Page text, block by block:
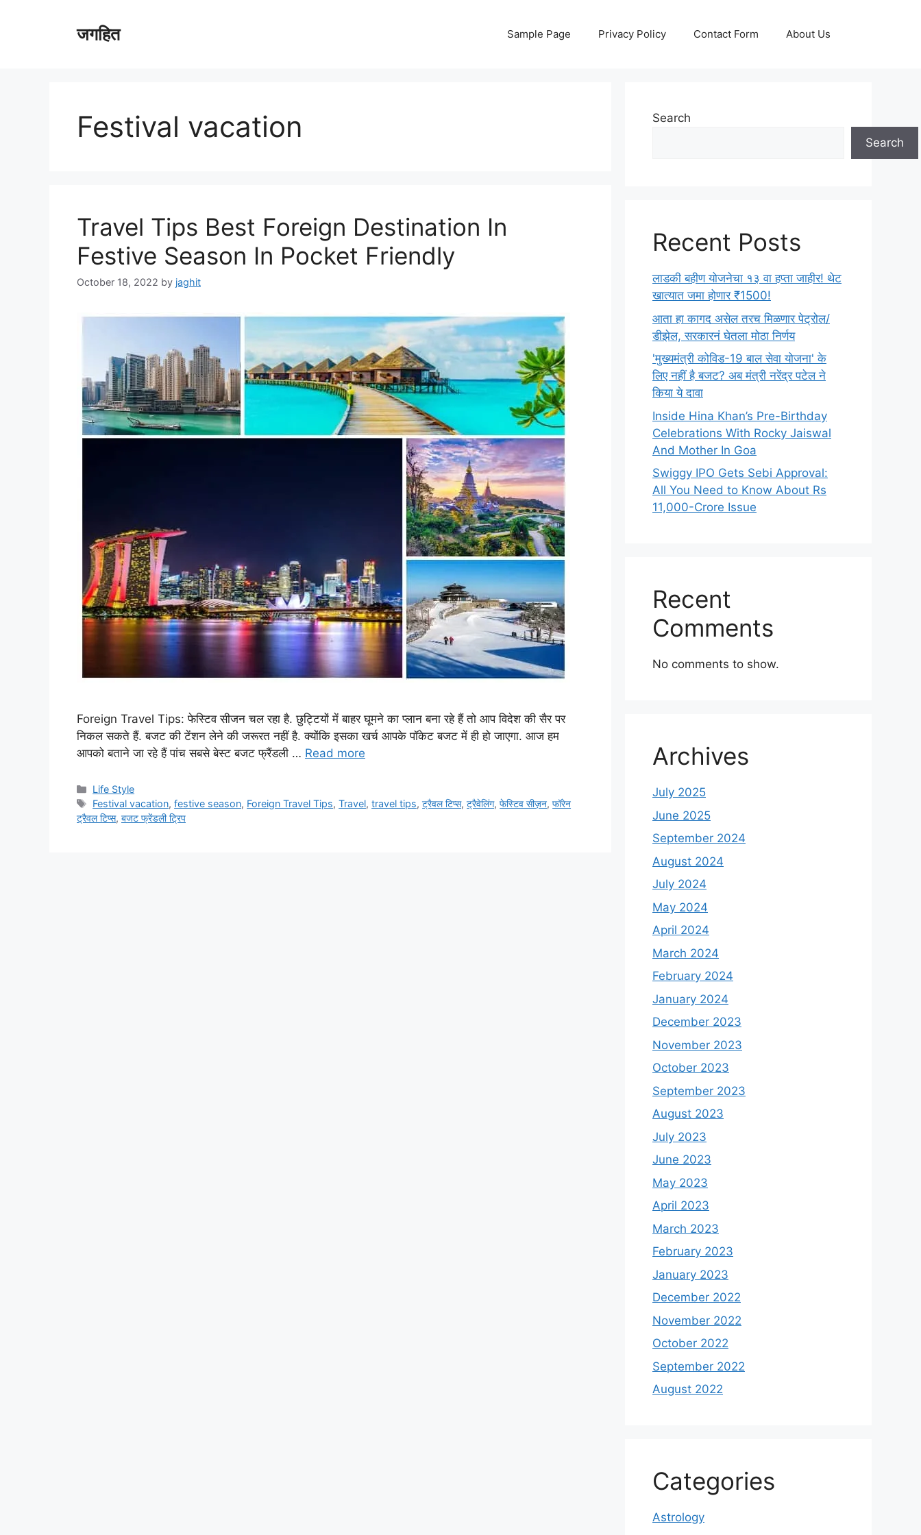
जगहित Sample Page Privacy Policy Contact Form About Us
Festival vacation
Travel Tips Best Foreign Destination In
Festive Season In Pocket Friendly
October 18, 2022 by jaghit
Foreign Travel Tips: फेस्टिव सीजन चल रहा है. छुट्टियों में बाहर घूमने का प्लान बना रहे हैं तो आप विदेश की सैर पर
निकल सकते हैं. बजट की टेंशन लेने की जरूरत नहीं है. क्योंकि इसका खर्च आपके पॉकेट बजट में ही हो जाएगा. आज हम
आपको बताने जा रहे हैं पांच सबसे बेस्ट बजट फ्रैंडली … Read more
C
a
t
Life Style
T
a
Festival vacation,festive season, Foreign Travel Tips,Travel,travel tips,ट्रैवल टिप्स,ट्रैवेलिंग,फेस्टिव सीज़न,फॉरेन
ट्रैवल टिप्स, बजट फ्रेंडली ट्रिप
Search
Search
Recent Posts
लाडकी बहीण योजनेचा १३ वा हप्ता जाहीर! थेट
खात्यात जमा होणार ₹1500!
आता हा कागद असेल तरच मिळणार पेट्रोल/
डीझेल, सरकारनं घेतला मोठा निर्णय
'मुख्यमंत्री कोविड-19 बाल सेवा योजना' के
लिए नहीं है बजट? अब मंत्री नरेंद्र पटेल ने
किया ये दावा
Inside Hina Khan’s Pre-Birthday
Celebrations With Rocky Jaiswal
And Mother In Goa
Swiggy IPO Gets Sebi Approval:
All You Need to Know About Rs
11,000-Crore Issue
Recent
Comments
No comments to show.
Archives
July 2025
June 2025
September 2024
August 2024
July 2024
May 2024
April 2024
March 2024
February 2024
January 2024
December 2023
November 2023
October 2023
September 2023
August 2023
July 2023
June 2023
May 2023
April 2023
March 2023
February 2023
January 2023
December 2022
November 2022
October 2022
September 2022
August 2022
Categories
Astrology